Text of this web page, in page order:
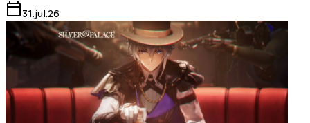
31.jul.26